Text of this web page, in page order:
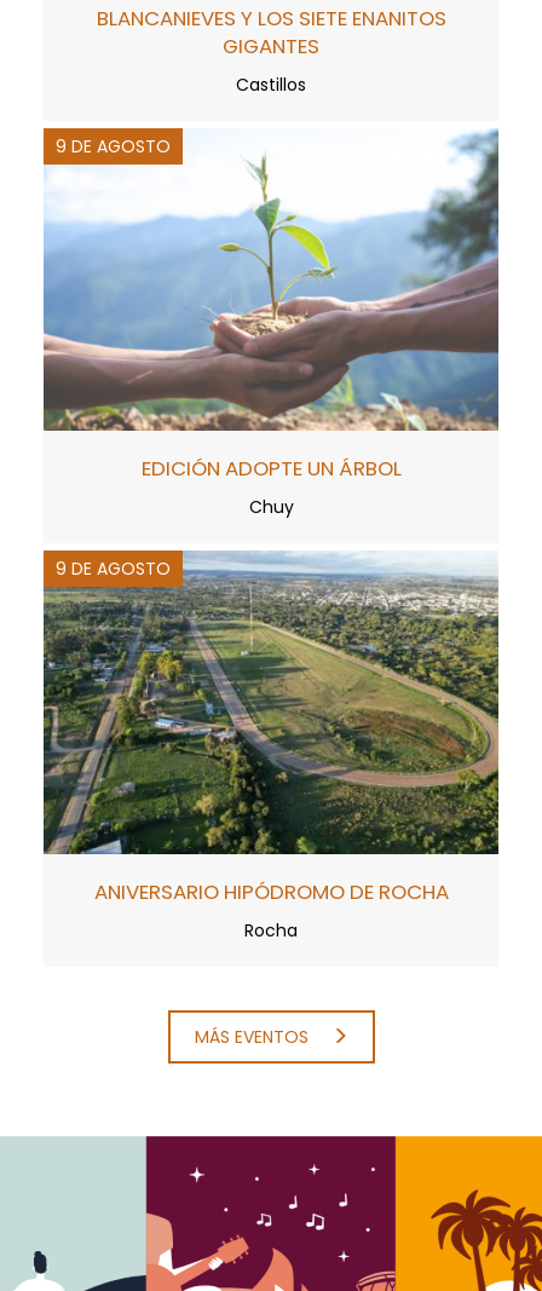
BLANCANIEVES Y LOS SIETE ENANITOS
GIGANTES
Castillos
9 DE AGOSTO
EDICIÓN ADOPTE UN ÁRBOL
Chuy
9 DE AGOSTO
ANIVERSARIO HIPÓDROMO DE ROCHA
Rocha
MÁS EVENTOS